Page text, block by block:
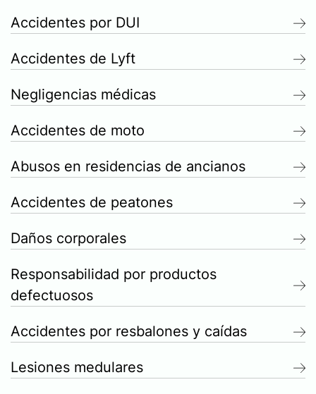
Accidentes por DUI
Accidentes de Lyft
Negligencias médicas
Accidentes de moto
Abusos en residencias de ancianos
Accidentes de peatones
Daños corporales
Responsabilidad por productos
defectuosos
Accidentes por resbalones y caídas
Lesiones medulares